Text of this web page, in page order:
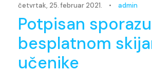
četvrtak, 25. februar 2021. • admin
Potpisan
besplatnom
učenike